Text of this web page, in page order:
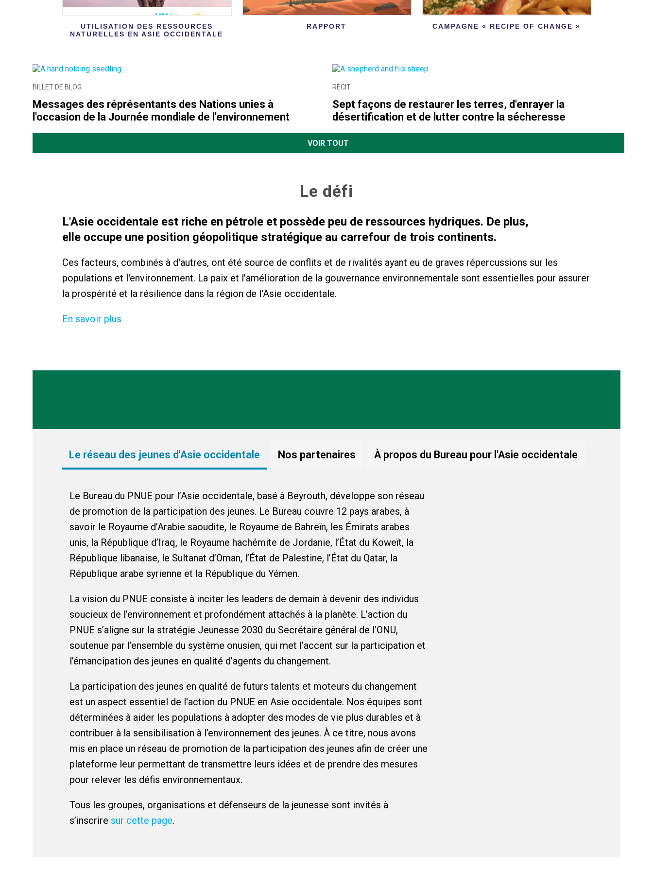
UTILISATION DES RESSOURCES
NATURELLES EN ASIE OCCIDENTALE
RAPPORT CAMPAGNE « RECIPE OF CHANGE »
BILLET DE BLOG
Messages des réprésentants des Nations unies à
l'occasion de la Journée mondiale de l'environnement
RÉCIT
Sept façons de restaurer les terres, d'enrayer la
désertification et de lutter contre la sécheresse
VOIR TOUT
Le défi
L'Asie occidentale est riche en pétrole et possède peu de ressources hydriques. De plus,
elle occupe une position géopolitique stratégique au carrefour de trois continents.
Ces facteurs, combinés à d'autres, ont été source de conflits et de rivalités ayant eu de graves répercussions sur les
populations et l'environnement. La paix et l'amélioration de la gouvernance environnementale sont essentielles pour assurer
la prospérité et la résilience dans la région de l'Asie occidentale.
En savoir plus
Le réseau des jeunes d'Asie occidentale Nos partenaires À propos du Bureau pour l'Asie occidentale
Le Bureau du PNUE pour l’Asie occidentale, basé à Beyrouth, développe son réseau
de promotion de la participation des jeunes. Le Bureau couvre 12 pays arabes, à
savoir le Royaume d’Arabie saoudite, le Royaume de Bahreïn, les Émirats arabes
unis, la République d’Iraq, le Royaume hachémite de Jordanie, l’État du Koweït, la
République libanaise, le Sultanat d’Oman, l’État de Palestine, l’État du Qatar, la
République arabe syrienne et la République du Yémen.
La vision du PNUE consiste à inciter les leaders de demain à devenir des individus
soucieux de l’environnement et profondément attachés à la planète. L’action du
PNUE s’aligne sur la stratégie Jeunesse 2030 du Secrétaire général de l’ONU,
soutenue par l’ensemble du système onusien, qui met l’accent sur la participation et
l’émancipation des jeunes en qualité d’agents du changement.
La participation des jeunes en qualité de futurs talents et moteurs du changement
est un aspect essentiel de l'action du PNUE en Asie occidentale. Nos équipes sont
déterminées à aider les populations à adopter des modes de vie plus durables et à
contribuer à la sensibilisation à l’environnement des jeunes. À ce titre, nous avons
mis en place un réseau de promotion de la participation des jeunes afin de créer une
plateforme leur permettant de transmettre leurs idées et de prendre des mesures
pour relever les défis environnementaux.
Tous les groupes, organisations et défenseurs de la jeunesse sont invités à
s’inscrire sur cette page.